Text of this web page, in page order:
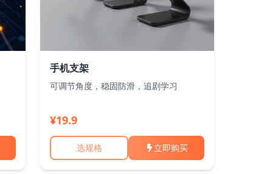
手机支架
可调节角度，稳固防滑，追剧学习
¥19.9
选规格 立即购买